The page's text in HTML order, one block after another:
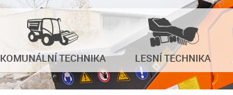
KOMUNÁLNÍ TECHNIKA LESNÍ TECHNIKA